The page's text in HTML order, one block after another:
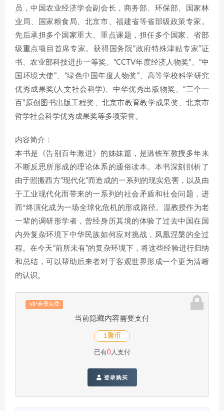
员，中国农业经济学会副会长，商务部、环保部、国家林
业局、国家粮食局、北京市、福建省等省部级政策专家。
先后承担多个国家重大、重点课题，担任多个国家、省部
级重点项目首席专家。获得国务院“政府特殊津贴专家”证
书、农业部科技进步一等奖、“CCTV年度经济人物奖”、“中
国环境大使”、“绿色中国年度人物奖”、高等学校科学研究
优秀成果奖(人文社会科学)、中华优秀出版物奖、“三个一
百”原创图书出版工程奖、北京市教育教学成果奖、北京市
哲学社会科学优秀成果奖等多项荣誉。
内容简介：
本书是《告别百年激进》的姊妹篇，是温铁军教授多年来
不断反思所形成的理论体系的通俗读本。本书深刻剖析了
由于照搬西方“现代化”而造成的一系列的现实危害，以及由
于工业现代化而带来的一系列的社会矛盾和社会问题，进
而*终演化成为一场全球化危机的形成路径。温教授作为老
一辈的调研形学者，曾经身历其境的体验了过去中国在国
内外复杂环境下中华民族如何应对挑战，凤凰涅槃的全过
程。在今天“前所未有”的复杂环境下，将这些经验进行归纳
和总结，可以帮助后来者对于客观世界形成一个更为清晰
的认识。
VIP会员免费
当前隐藏内容需要支付
1聚币
已有0人支付
登录购买